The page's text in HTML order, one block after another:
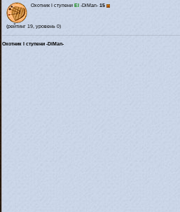
Охотник I ступени El -DiMan- 15
(рейтинг 19, уровень 0)
Охотник I ступени -DiMan-